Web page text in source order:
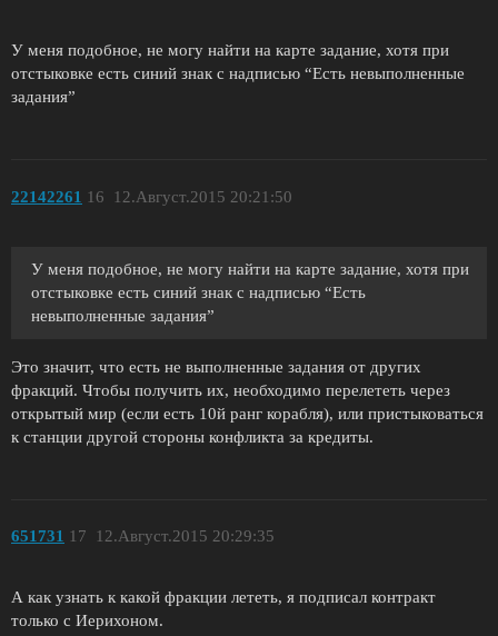
У меня подобное, не могу найти на карте задание, хотя при
отстыковке есть синий знак с надписью “Есть невыполненные
задания”
22142261 12.Август.2015 20:21:50
16
У меня подобное, не могу найти на карте задание, хотя при
отстыковке есть синий знак с надписью “Есть
невыполненные задания”
Это значит, что есть не выполненные задания от других
фракций. Чтобы получить их, необходимо перелететь через
открытый мир (если есть 10й ранг корабля), или пристыковаться
к станции другой стороны конфликта за кредиты.
651731 12.Август.2015 20:29:35
17
А как узнать к какой фракции лететь, я подписал контракт
только с Иерихоном.